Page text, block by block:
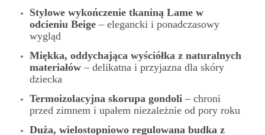
Stylowe wykończenie tkaniną Lame w
odcieniu Beige – elegancki i ponadczasowy
wygląd
Miękka, oddychająca wyściółka z naturalnych
materiałów – delikatna i przyjazna dla skóry
dziecka
Termoizolacyjna skorupa gondoli – chroni
przed zimnem i upałem niezależnie od pory roku
Duża, wielostopniowo regulowana budka z